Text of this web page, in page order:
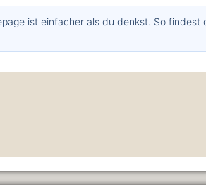
ist einfacher als du denkst. So findest